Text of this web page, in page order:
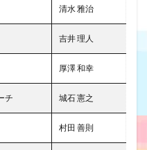
清水 雅治
吉井 理人
厚澤 和幸
チ 城石 憲之
村田 善則